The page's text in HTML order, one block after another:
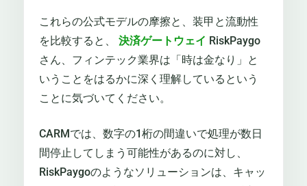
これらの公式モデルの摩擦と、装甲と流動性
を比較すると、 決済ゲートウェイ RiskPaygo
さん、フィンテック業界は「時は金なり」と
いうことをはるかに深く理解しているという
ことに気づいてください。
CARMでは、数字の1桁の間違いで処理が数日
間停止してしまう可能性があるのに対し、
RiskPaygoのようなソリューションは、キャッ